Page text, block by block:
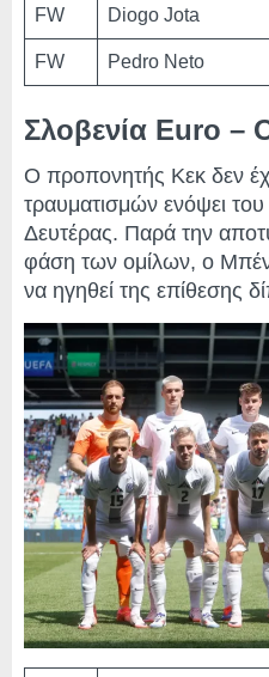
FW Diogo Jota
FW Pedro Neto
Σλοβενία Euro –
Ο προπονητής Κεκ δεν
τραυματισμών ενόψει
Δευτέρας. Παρά την
φάση των ομίλων, ο
να ηγηθεί της επίθεσης